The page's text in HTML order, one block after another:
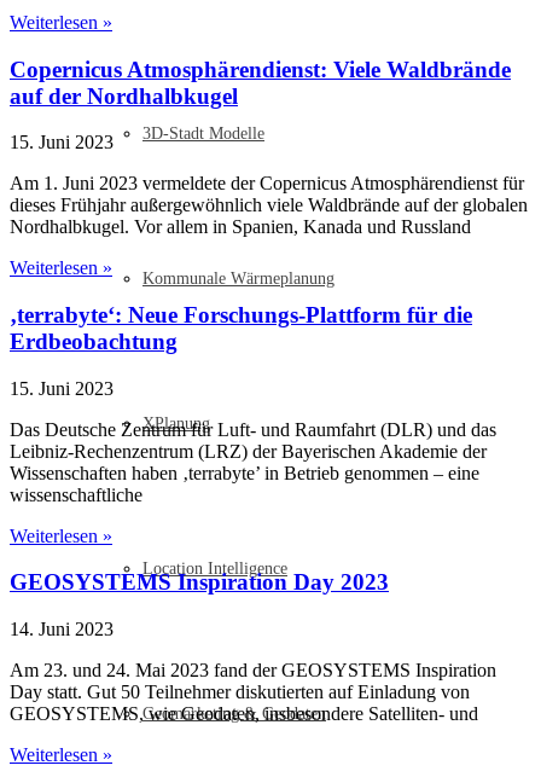
3D-Stadt Modelle
Kommunale Wärmeplanung
XPlanung
Location Intelligence
Geomarketing & Geodaten
Weiterlesen »
Copernicus Atmosphärendienst: Viele Waldbrände
auf der Nordhalbkugel
15. Juni 2023
Am 1. Juni 2023 vermeldete der Copernicus Atmosphärendienst für
dieses Frühjahr außergewöhnlich viele Waldbrände auf der globalen
Nordhalbkugel. Vor allem in Spanien, Kanada und Russland
Weiterlesen »
‚terrabyte‘: Neue Forschungs-Plattform für die
Erdbeobachtung
15. Juni 2023
Das Deutsche Zentrum für Luft- und Raumfahrt (DLR) und das
Leibniz-Rechenzentrum (LRZ) der Bayerischen Akademie der
Wissenschaften haben ‚terrabyte’ in Betrieb genommen – eine
wissenschaftliche
Weiterlesen »
GEOSYSTEMS Inspiration Day 2023
14. Juni 2023
Am 23. und 24. Mai 2023 fand der GEOSYSTEMS Inspiration
Day statt. Gut 50 Teilnehmer diskutierten auf Einladung von
GEOSYSTEMS, wie Geodaten, insbesondere Satelliten- und
Weiterlesen »